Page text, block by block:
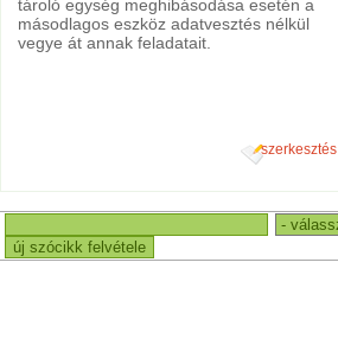
tároló egység meghibásodása esetén a
másodlagos eszköz adatvesztés nélkül
vegye át annak feladatait.
szerkesztés